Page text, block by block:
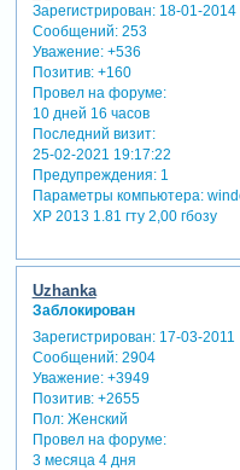
Зарегистрирован: 18-01-2014
Сообщений:253
Уважение: +536
Позитив: +160
Провел на форуме:
10 дней 16 часов
Последний визит:
25-02-2021 19:17:22
Предупреждения:1
Параметры компьютера:
XP 2013 1.81 гту 2,00 гбозу
Uzhanka
Заблокирован
Зарегистрирован: 17-03-2011
Сообщений:2904
Уважение: +3949
Позитив: +2655
Пол:Женский
Провел на форуме:
3 месяца 4 дня